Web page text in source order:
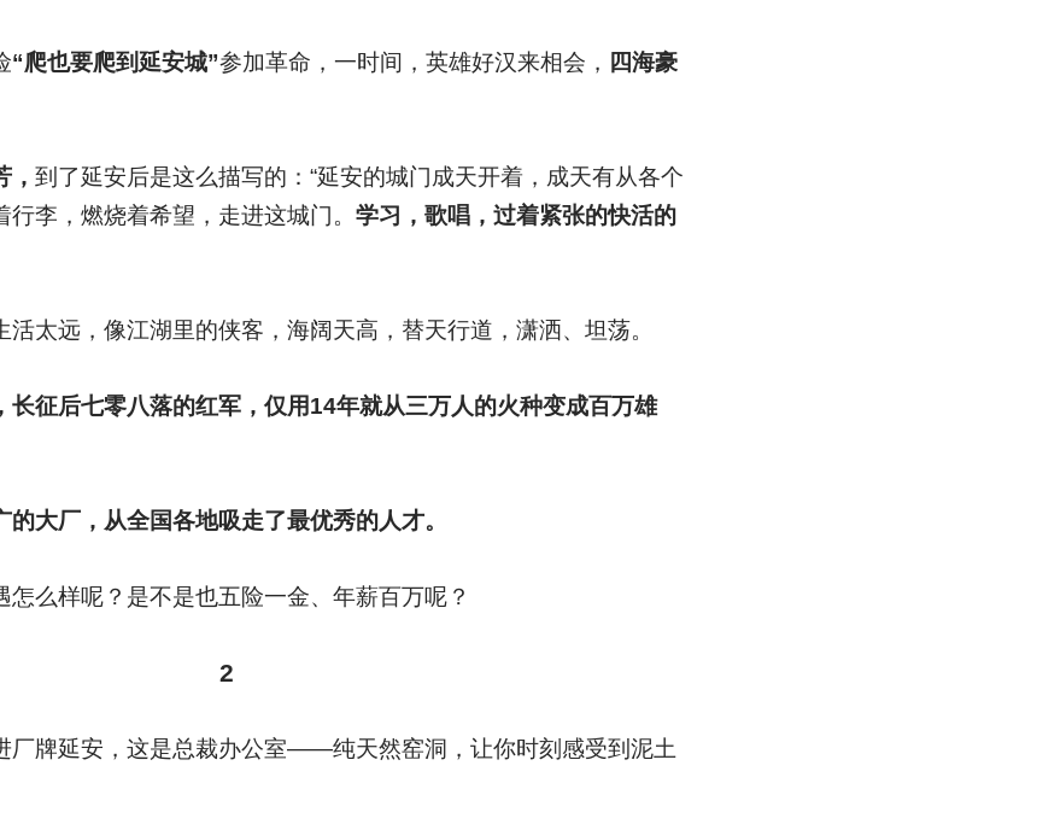
“爬也要爬到延安城”参加革命，一时间，英雄好汉来相会， 四海豪
， 到了延安后是这么描写的：“延安的城门成天开着，成天有从各个
李，燃烧着希望，走进这城门。 学习，歌唱，过着紧张的快活的
太远，像江湖里的侠客，海阔天高，替天行道，潇洒、坦荡。
长征后七零八落的红军，仅用14年就从三万人的火种变成百万雄
大厂，从全国各地吸走了最优秀的人才。
么样呢？是不是也五险一金、年薪百万呢？
2
厂牌延安，这是总裁办公室——纯天然窑洞，让你时刻感受到泥土